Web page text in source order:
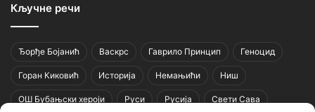
Кључне речи
Ђорђе Бојанић Васкрс Гаврило Принцип Геноцид
Горан Киковић Историја Немањићи Ниш
ОШ Бубањски хероји Руси Русија Свети Сава